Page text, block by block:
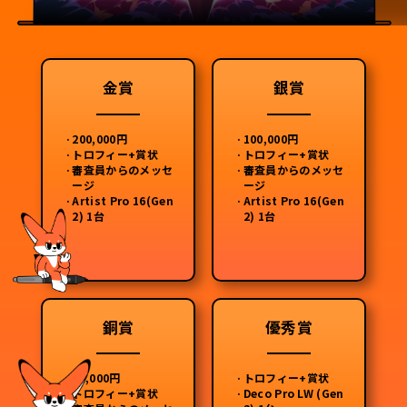
金賞
· 200,000円
· トロフィー+賞状
· 審査員からのメッセ
ージ
· Artist Pro 16(Gen
2) 1台
銀賞
· 100,000円
· トロフィー+賞状
· 審査員からのメッセ
ージ
· Artist Pro 16(Gen
2) 1台
銅賞
·20,000円
·トロフィー+賞状
優秀賞
· トロフィー+賞状
· Deco Pro LW (Gen